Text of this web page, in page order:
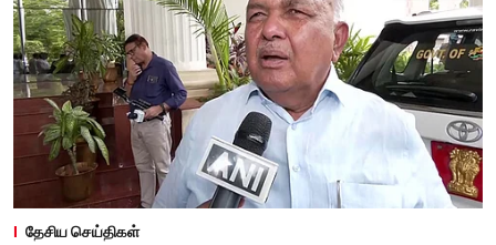
தேசிய செய்திகள்